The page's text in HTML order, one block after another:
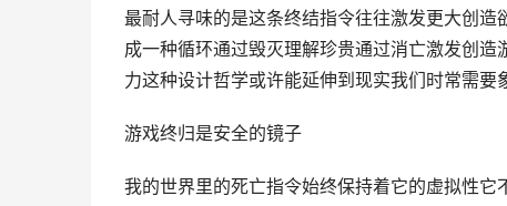
最耐人寻味的是这条终结指令往往激发更大创
成一种循环通过毁灭理解珍贵通过消亡激发创
力这种设计哲学或许能延伸到现实我们时常需
游戏终归是安全的镜子
我的世界里的死亡指令始终保持着它的虚拟性